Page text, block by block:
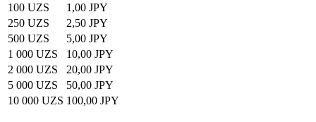
100 UZS
1,00 JPY
250 UZS
2,50 JPY
500 UZS
5,00 JPY
1 000 UZS
10,00 JPY
2 000 UZS
20,00 JPY
5 000 UZS
50,00 JPY
10 000 UZS 100,00 JPY